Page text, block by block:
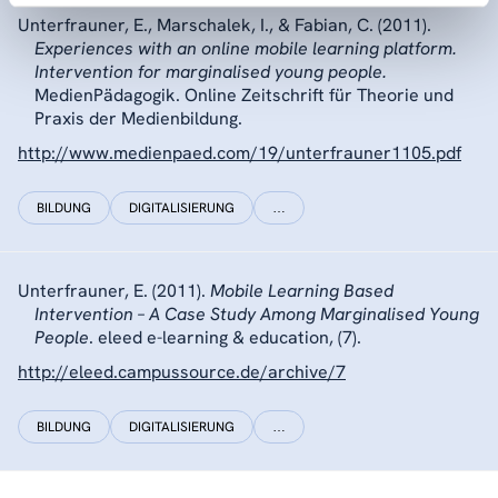
Unterfrauner, E., Marschalek, I., & Fabian, C. (2011).
Experiences with an online mobile learning platform.
Intervention for marginalised young people.
MedienPädagogik. Online Zeitschrift für Theorie und
Praxis der Medienbildung.
http://www.medienpaed.com/19/unterfrauner1105.pdf
BILDUNG DIGITALISIERUNG …
Unterfrauner, E. (2011). Mobile Learning Based
Intervention – A Case Study Among Marginalised Young
People. eleed e-learning & education, (7).
http://eleed.campussource.de/archive/7
BILDUNG DIGITALISIERUNG …